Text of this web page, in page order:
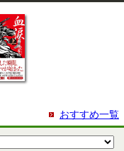
おすすめ一覧